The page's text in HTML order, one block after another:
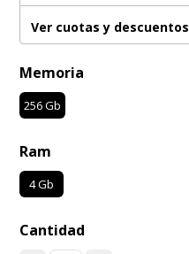
Ver cuotas y descuentos
Memoria
256 Gb
Ram
4 Gb
Cantidad